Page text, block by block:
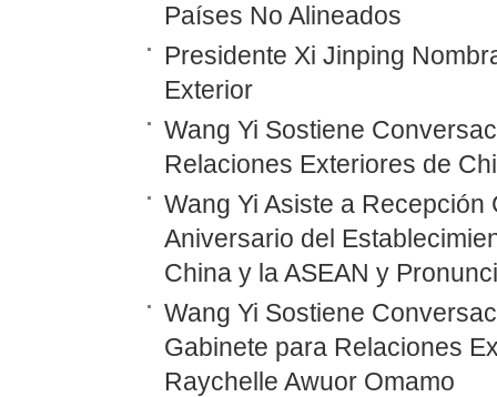
Países No Alineados
Presidente Xi Jinping
Exterior
Wang Yi Sostiene
Relaciones Exteriores de
Wang Yi Asiste a Recepción
Aniversario del
China y la ASEAN y
Wang Yi Sostiene
Gabinete para Relaciones
Raychelle Awuor Omamo